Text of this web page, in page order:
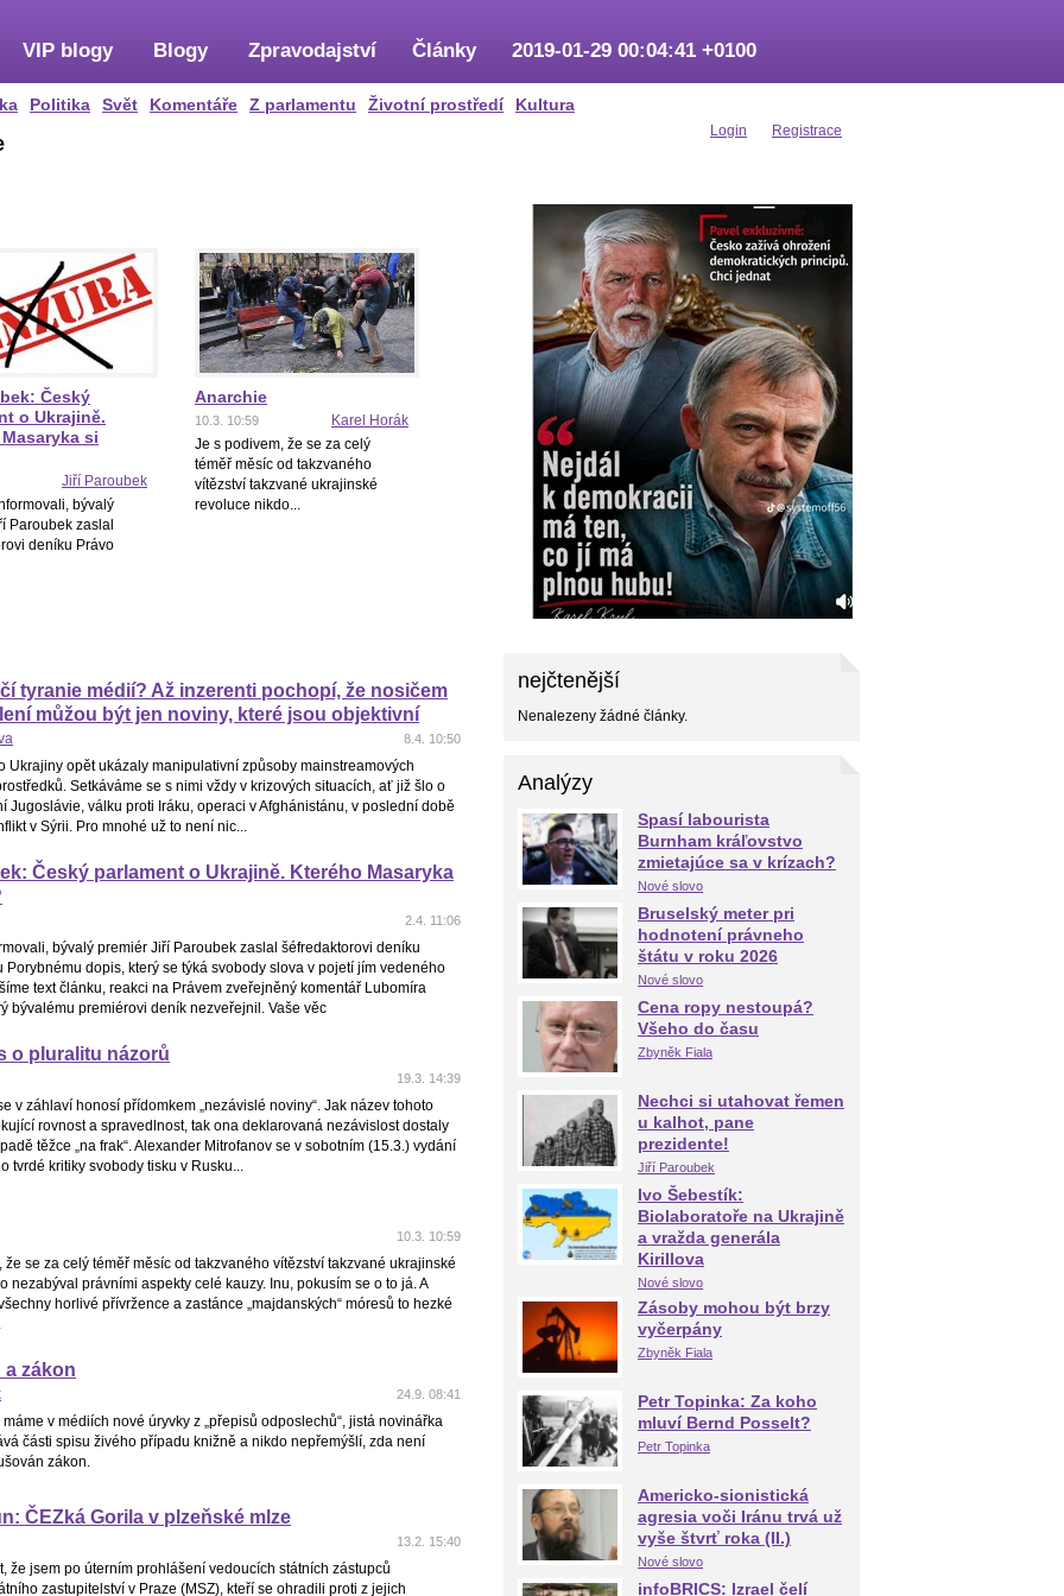
Politika Svět Komentáře Z parlamentu Životní prostředí Kultura
VIP blogy Blogy Zpravodajství Články 2019-01-29 00:04:41 +0100
Login Registrace
Český
o Ukrajině.
si
Jiří Paroubek
bývalý
Paroubek zaslal
deníku Právo
Anarchie
10.3. 10:59
Karel Horák
Je s podivem, že se za celý
téměř měsíc od takzvaného
vítězství takzvané ukrajinské
revoluce nikdo...
tyranie médií? Až inzerenti pochopí, že nosičem
můžou být jen noviny, které jsou objektivní
8.4. 10:50
Ukrajiny opět ukázaly manipulativní způsoby mainstreamových
Setkáváme se s nimi vždy v krizových situacích, ať již šlo o
Jugoslávie, válku proti Iráku, operaci v Afghánistánu, v poslední době
v Sýrii. Pro mnohé už to není nic...
Český parlament o Ukrajině. Kterého Masaryka
2.4. 11:06
bývalý premiér Jiří Paroubek zaslal šéfredaktorovi deníku
Porybnému dopis, který se týká svobody slova v pojetí jím vedeného
text článku, reakci na Právem zveřejněný komentář Lubomíra
bývalému premiérovi deník nezveřejnil. Vaše věc
o pluralitu názorů
19.3. 14:39
v záhlaví honosí přídomkem „nezávislé noviny“. Jak název tohoto
rovnost a spravedlnost, tak ona deklarovaná nezávislost dostaly
těžce „na frak“. Alexander Mitrofanov se v sobotním (15.3.) vydání
tvrdé kritiky svobody tisku v Rusku...
10.3. 10:59
že se za celý téměř měsíc od takzvaného vítězství takzvané ukrajinské
nezabýval právními aspekty celé kauzy. Inu, pokusím se o to já. A
horlivé přívržence a zastánce „majdanských“ móresů to hezké
a zákon
24.9. 08:41
v médiích nové úryvky z „přepisů odposlechů“, jistá novinářka
části spisu živého případu knižně a nikdo nepřemýšlí, zda není
zákon.
ČEZká Gorila v plzeňské mlze
13.2. 15:40
že jsem po úterním prohlášení vedoucích státních zástupců
zastupitelství v Praze (MSZ), kteří se ohradili proti z jejich
nejčtenější
Nenalezeny žádné články.
Analýzy
Spasí labourista
Burnham kráľovstvo
zmietajúce sa v krízach?
Nové slovo
Bruselský meter pri
hodnotení právneho
štátu v roku 2026
Nové slovo
Cena ropy nestoupá?
Všeho do času
Zbyněk Fiala
Nechci si utahovat řemen
u kalhot, pane
prezidente!
Jiří Paroubek
Ivo Šebestík:
Biolaboratoře na Ukrajině
a vražda generála
Kirillova
Nové slovo
Zásoby mohou být brzy
vyčerpány
Zbyněk Fiala
Petr Topinka: Za koho
mluví Bernd Posselt?
Petr Topinka
Americko-sionistická
agresia voči Iránu trvá už
vyše štvrť roka (II.)
Nové slovo
infoBRICS: Izrael čelí